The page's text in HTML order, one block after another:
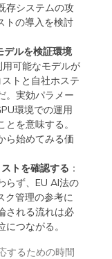
存システムの攻
トの導入を検討
デルを検証環境
可能なモデルが
トと自社ホステ
。実効パラメー
環境での運用
を意味する。
ら始めてみる価
トを確認する ：
らず、EU AI法の
ク管理の参考に
される流れは必
つながる。
するための時間